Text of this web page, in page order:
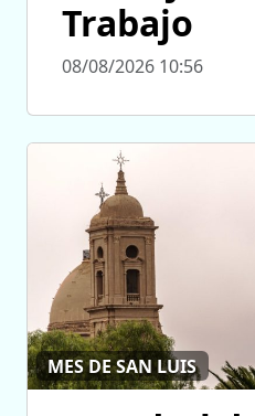
Trabajo
08/08/2026 10:56
MES DE SAN LUIS